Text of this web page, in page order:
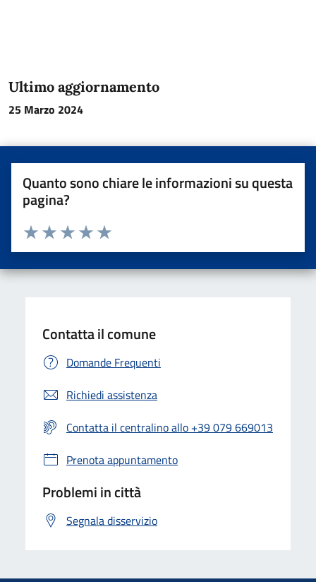
Ultimo aggiornamento
25 Marzo 2024
Quanto sono chiare le informazioni su questa
pagina?
Valuta da 1 a 5 stelle la pagina
Valuta 5 stelle su 5
Valuta 4 stelle su 5
Valuta 3 stelle su 5
Valuta 2 stelle su 5
Valuta una stella su 5
Contatta il comune
Domande Frequenti
Richiedi assistenza
Contatta il centralino allo +39 079 669013
Prenota appuntamento
Problemi in città
Segnala disservizio